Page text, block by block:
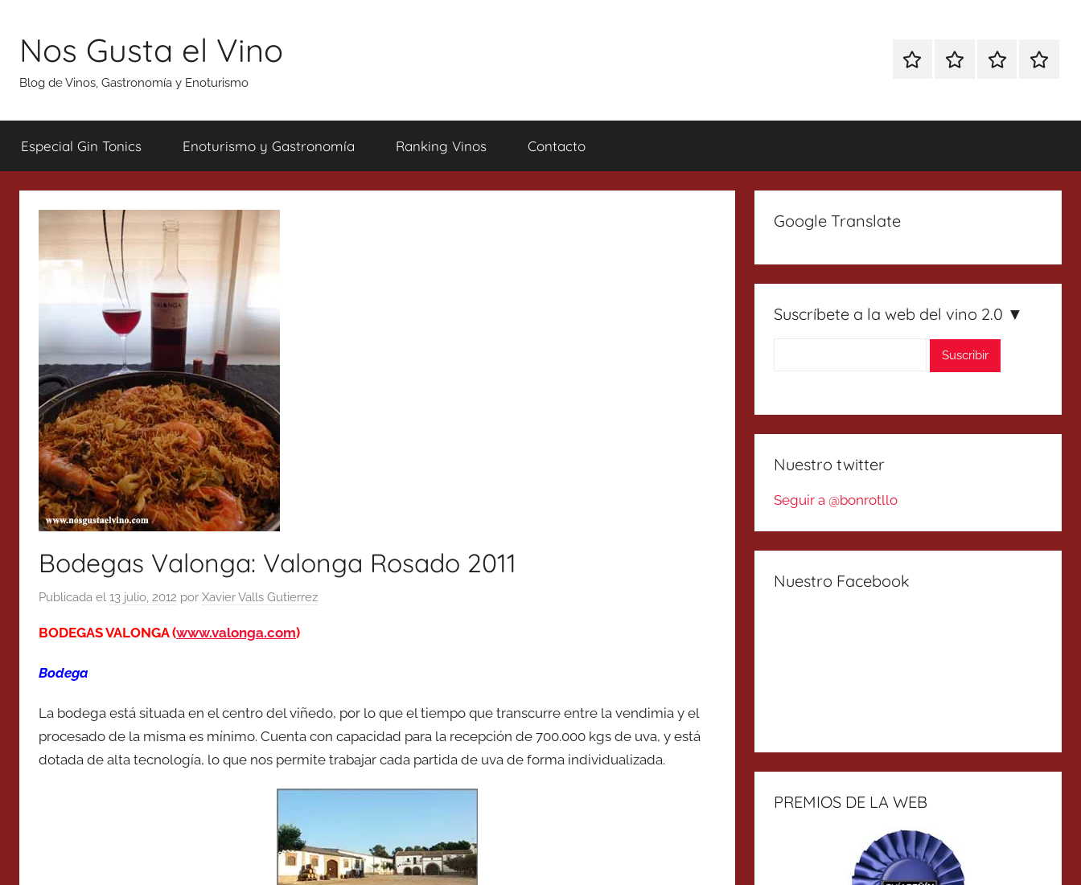
contenido
Nos Gusta el Vino
Blog de Vinos, Gastronomía y Enoturismo
EspecialEnoturismoRanking
Especial Gin Tonics Enoturismo y Gastronomía Ranking Vinos Contacto
Bodegas Valonga: Valonga Rosado 2011
Publicada el 13 julio, 2012 por Xavier Valls Gutierrez
BODEGAS VALONGA (www.valonga.com)
Bodega
La bodega está situada en el centro del viñedo, por lo que el tiempo que transcurre entre la vendimia y el
procesado de la misma es mínimo. Cuenta con capacidad para la recepción de 700.000 kgs de uva, y está
dotada de alta tecnología, lo que nos permite trabajar cada partida de uva de forma individualizada.
Google Translate
Suscríbete a la web del vino 2.0 ▼
Nuestro twitter
Seguir a @bonrotllo
Nuestro Facebook
PREMIOS DE LA WEB